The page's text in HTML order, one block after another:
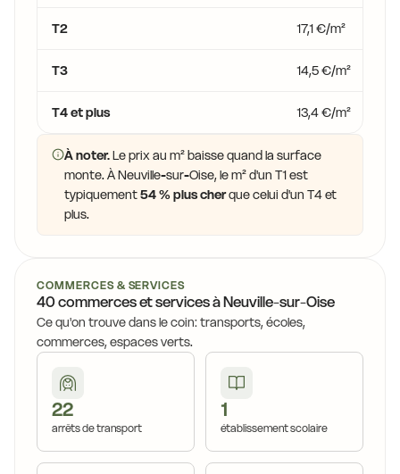
T2 17,1 €/m²
T3 14,5 €/m²
T4 et plus 13,4 €/m²
À noter.Le prix au m² baisse quand la surface
monte. À Neuville-sur-Oise, le m² d'un T1 est
typiquement54 % plus cherque celui d'un T4 et
plus.
COMMERCES & SERVICES
40 commerces et services à Neuville-sur-Oise
Ce qu'on trouve dans le coin: transports, écoles,
commerces, espaces verts.
22
arrêts de transport
1
établissement scolaire